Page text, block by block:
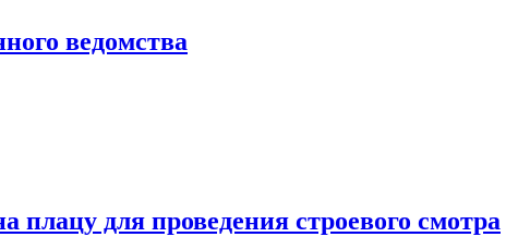
ведомства
для проведения строевого смотра